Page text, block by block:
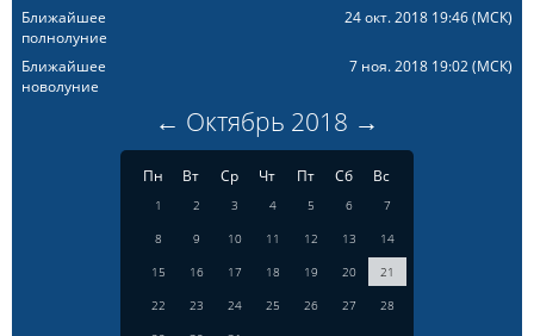
Ближайшее
полнолуние
24 окт. 2018 19:46(МСК)
Ближайшее
новолуние
7 ноя. 2018 19:02(МСК)
← Октябрь 2018 →
Пн Вт Ср Чт Пт Сб Вс
1 2 3 4 5 6
7
8
9 10 11 12 13
14
15
16 17 18 19 20
21
22
23 24 25 26 27
28